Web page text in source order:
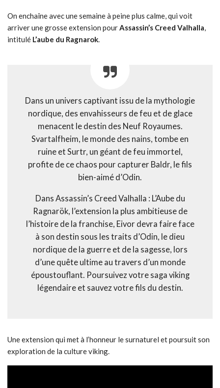
On enchaîne avec une semaine à peine plus calme, qui voit
arriver une grosse extension pourAssassin’s Creed Valhalla,
intitulé L’aube du Ragnarok.
Dans un univers captivant issu de la mythologie
nordique, des envahisseurs de feu et de glace
menacent le destin des Neuf Royaumes.
Svartalfheim, le monde des nains, tombe en
ruine et Surtr, un géant de feu immortel,
profite de ce chaos pour capturer Baldr, le fils
bien-aimé d’Odin.
Dans Assassin’s Creed Valhalla : L’Aube du
Ragnarök, l’extension la plus ambitieuse de
l’histoire de la franchise, Eivor devra faire face
à son destin sous les traits d’Odin, le dieu
nordique de la guerre et de la sagesse, lors
d’une quête ultime au travers d’un monde
époustouflant. Poursuivez votre saga viking
légendaire et sauvez votre fils du destin.
Une extension qui met à l’honneur le surnaturel et poursuit son
exploration de la culture viking.